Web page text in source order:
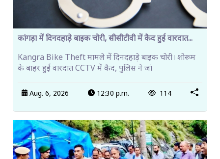
कांगड़ा में दिनदहाड़े बाइक चोरी, सीसीटीवी में कैद हुई वारदात...
Kangra Bike Theft मामले में दिनदहाड़े बाइक चोरी। शोरूम
के बाहर हुई वारदात CCTV में कैद, पुलिस ने जां
Aug. 6, 2026 12:30 p.m. 114